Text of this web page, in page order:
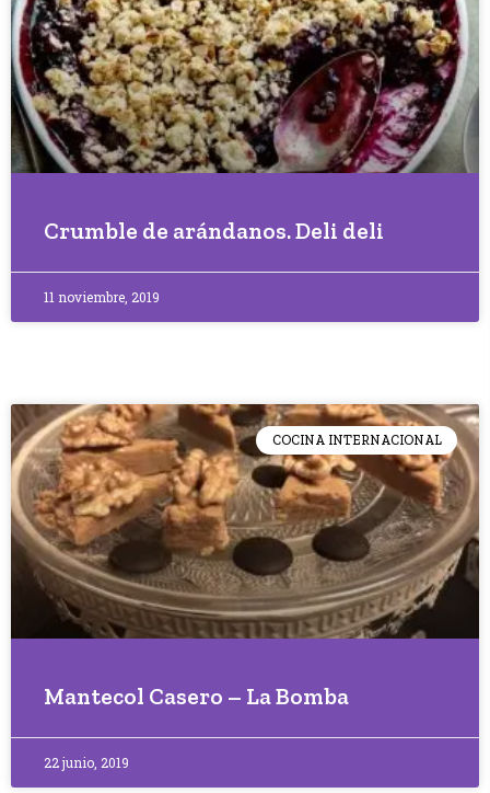
Crumble de arándanos. Deli deli
11 noviembre, 2019
COCINA INTERNACIONAL
Mantecol Casero – La Bomba
22 junio, 2019